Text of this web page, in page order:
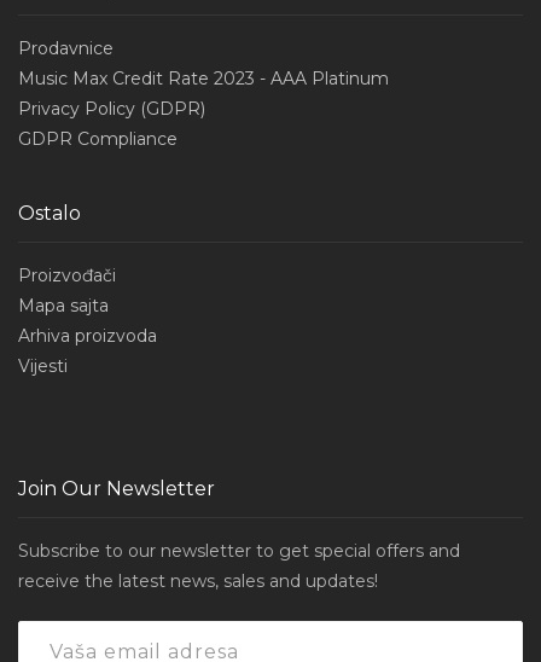
Prodavnice
Music Max Credit Rate 2023 - AAA Platinum
Privacy Policy (GDPR)
GDPR Compliance
Ostalo
Proizvođači
Mapa sajta
Arhiva proizvoda
Vijesti
Join Our Newsletter
Subscribe to our newsletter to get special offers and
receive the latest news, sales and updates!